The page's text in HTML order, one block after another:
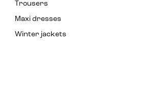
Trousers
Maxi dresses
Winter jackets